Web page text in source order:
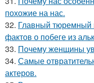
похожие на нас.
32. Главный тюремный
фактов о побеге из
33. Почему женщины
34. Самые
актеров.